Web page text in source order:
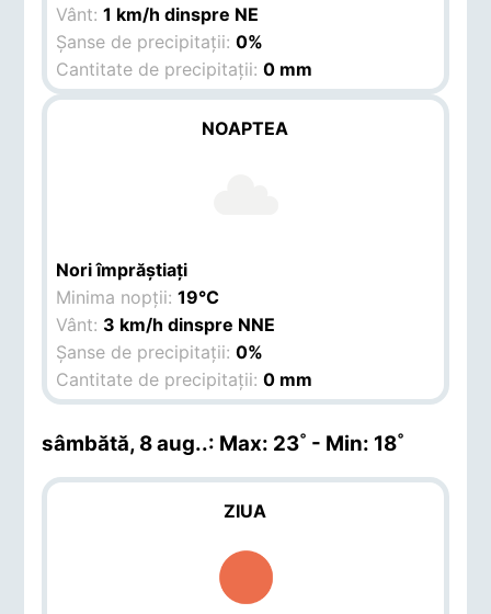
Vânt:1 km/h dinspre NE
Șanse de precipitații:0%
Cantitate de precipitații:0 mm
NOAPTEA
Nori împrăștiați
Minima nopții:19°C
Vânt: 3 km/h dinspre NNE
Șanse de precipitații:0%
Cantitate de precipitații:0 mm
sâmbătă, 8 aug..: Max: 23˚ - Min: 18˚
ZIUA